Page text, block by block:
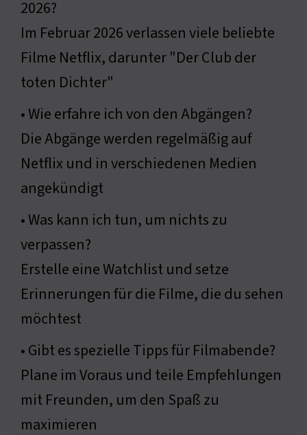
2026?
Im Februar 2026 verlassen viele beliebte
Filme Netflix, darunter "Der Club der
toten Dichter"
• Wie erfahre ich von den Abgängen?
Die Abgänge werden regelmäßig auf
Netflix und in verschiedenen Medien
angekündigt
• Was kann ich tun, um nichts zu
verpassen?
Erstelle eine Watchlist und setze
Erinnerungen für die Filme, die du sehen
möchtest
• Gibt es spezielle Tipps für Filmabende?
Plane im Voraus und teile Empfehlungen
mit Freunden, um den Spaß zu
maximieren